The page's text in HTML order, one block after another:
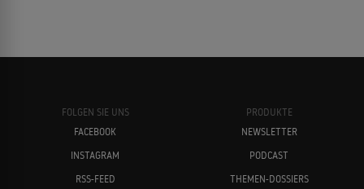
FOLGEN SIE UNS
FACEBOOK
INSTAGRAM
RSS-FEED
PRODUKTE
NEWSLETTER
PODCAST
THEMEN-DOSSIERS